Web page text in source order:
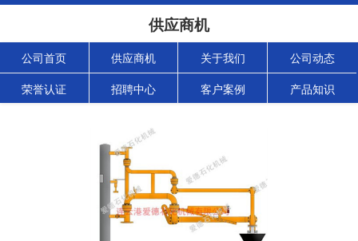
供应商机
公司首页 供应商机 关于我们 公司动态
荣誉认证 招聘中心 客户案例 产品知识